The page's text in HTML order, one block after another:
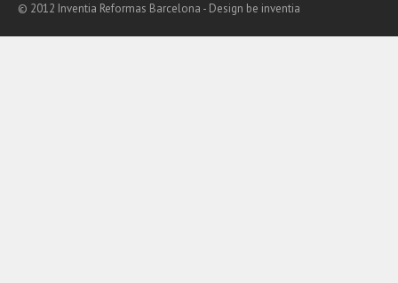
© 2012 Inventia Reformas Barcelona - Design be inventia